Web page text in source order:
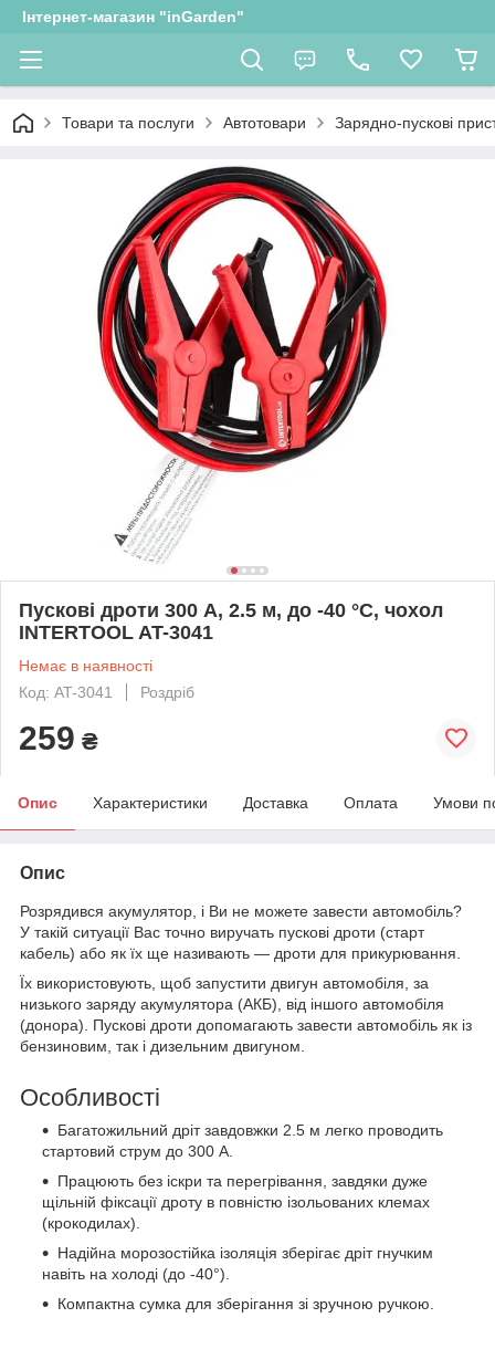
Інтернет-магазин "inGarden"
Товари та послуги Автотовари Зарядно-пускові
Пускові дроти 300 А, 2.5 м, до -40 °C, чохол
INTERTOOL AT-3041
Немає в наявності
Код: AT-3041
Роздріб
259 ₴
Опис Характеристики Доставка Оплата Умови
Опис
Розрядився акумулятор, і Ви не можете завести автомобіль?
У такій ситуації Вас точно виручать пускові дроти (старт
кабель) або як їх ще називають — дроти для прикурювання.
Їх використовують, щоб запустити двигун автомобіля, за
низького заряду акумулятора (АКБ), від іншого автомобіля
(донора). Пускові дроти допомагають завести автомобіль як із
бензиновим, так і дизельним двигуном.
Особливості
Багатожильний дріт завдовжки 2.5 м легко проводить
стартовий струм до 300 А.
Працюють без іскри та перегрівання, завдяки дуже
щільній фіксації дроту в повністю ізольованих клемах
(крокодилах).
Надійна морозостійка ізоляція зберігає дріт гнучким
навіть на холоді (до -40°).
Компактна сумка для зберігання зі зручною ручкою.